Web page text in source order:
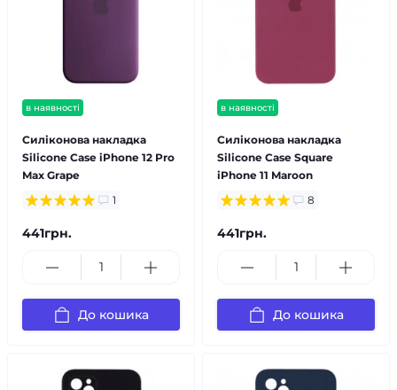
в наявності
Силіконова накладка
Silicone Case iPhone 12 Pro
Max Grape
1
441грн.
До кошика
в наявності
Силіконова накладка
Silicone Case Square
iPhone 11 Maroon
8
441грн.
До кошика